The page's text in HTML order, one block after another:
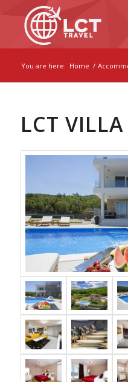
You are here: Home /
LCT